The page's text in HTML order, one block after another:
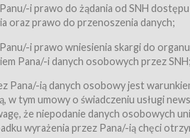
przeglądania i odczytywania przez
newsletter,
zawierania na odległość umów nabycia
zawierania na odległość umów sprzedaży
świadczy Usługi drogą elektroniczną
r., Nr 144, poz. 1204, z późń. zm.).
i prawo do żądania od SNH
oraz prawo do przenoszenia danych;
i prawo wniesienia skargi do
Pana/-i danych osobowych przez SNH;
Pana/-ią danych osobowy jest
w tym umowy o świadczeniu usługi
że niepodanie danych osobowych
wyrażenia przez Pana/-ią chęci